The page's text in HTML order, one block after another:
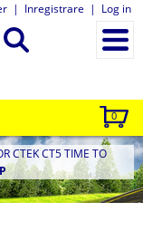
| Inregistrare | Log in
0
CTEK CT5 TIME TO